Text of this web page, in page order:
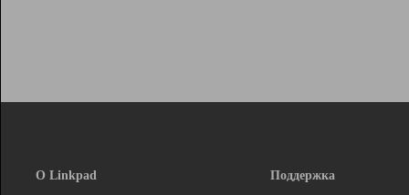
О Linkpad
Поддержка